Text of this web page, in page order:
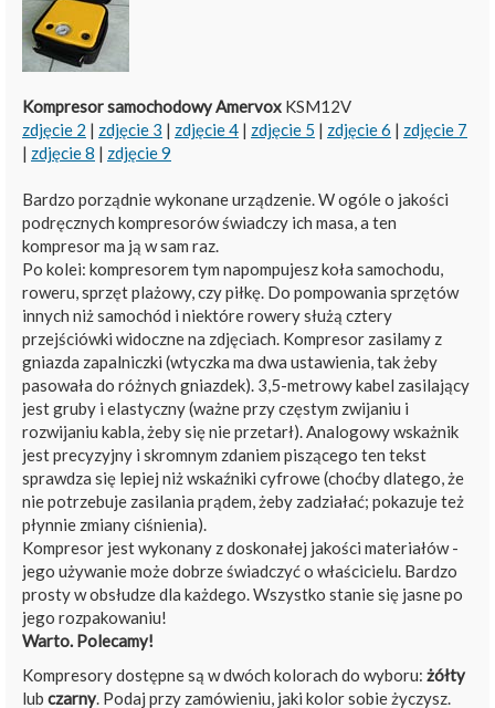
Kompresor samochodowy Amervox KSM12V
zdjęcie 2 | zdjęcie 3 | zdjęcie 4 | zdjęcie 5 | zdjęcie 6 | zdjęcie 7
| zdjęcie 8 | zdjęcie 9
Bardzo porządnie wykonane urządzenie. W ogóle o jakości
podręcznych kompresorów świadczy ich masa, a ten
kompresor ma ją w sam raz.
Po kolei: kompresorem tym napompujesz koła samochodu,
roweru, sprzęt plażowy, czy piłkę. Do pompowania sprzętów
innych niż samochód i niektóre rowery służą cztery
przejściówki widoczne na zdjęciach. Kompresor zasilamy z
gniazda zapalniczki (wtyczka ma dwa ustawienia, tak żeby
pasowała do różnych gniazdek). 3,5-metrowy kabel zasilający
jest gruby i elastyczny (ważne przy częstym zwijaniu i
rozwijaniu kabla, żeby się nie przetarł). Analogowy wskażnik
jest precyzyjny i skromnym zdaniem piszącego ten tekst
sprawdza się lepiej niż wskaźniki cyfrowe (choćby dlatego, że
nie potrzebuje zasilania prądem, żeby zadziałać; pokazuje też
płynnie zmiany ciśnienia).
Kompresor jest wykonany z doskonałej jakości materiałów -
jego używanie może dobrze świadczyć o właścicielu. Bardzo
prosty w obsłudze dla każdego. Wszystko stanie się jasne po
jego rozpakowaniu!
Warto. Polecamy!
Kompresory dostępne są w dwóch kolorach do wyboru: żółty
lub czarny. Podaj przy zamówieniu, jaki kolor sobie życzysz.